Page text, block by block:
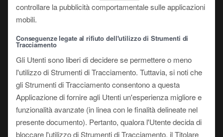
controllare la pubblicità comportamentale sulle applicazioni
mobili.
Conseguenze legate al rifiuto dell'utilizzo di Strumenti di
Tracciamento
Gli Utenti sono liberi di decidere se permettere o meno
l'utilizzo di Strumenti di Tracciamento. Tuttavia, si noti che
gli Strumenti di Tracciamento consentono a questa
Applicazione di fornire agli Utenti un'esperienza migliore e
funzionalità avanzate (in linea con le finalità delineate nel
presente documento). Pertanto, qualora l'Utente decida di
bloccare l'utilizzo di Strumenti di Tracciamento, il Titolare